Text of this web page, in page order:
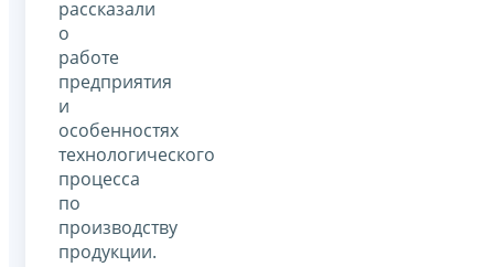
рассказали
о
работе
предприятия
и
особенностях
технологического
процесса
по
производству
продукции.